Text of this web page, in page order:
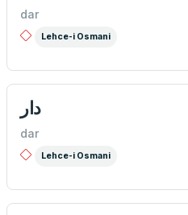
dar
Lehce-i Osmani
دار
dar
Lehce-i Osmani